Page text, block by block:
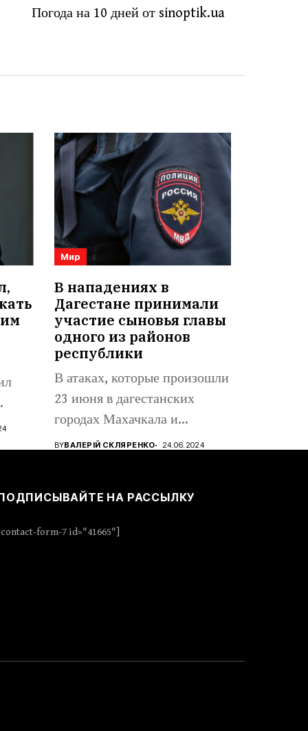
Погода на 10 дней от sinoptik.ua
Мир
В нападениях в
Дагестане принимали
участие сыновья главы
одного из районов
республики
В атаках, которые произошли
23 июня в дагестанских
городах Махачкала и
Дербент,...
BYВАЛЕРІЙ СКЛЯРЕНКО 24.06.2024
НА РАССЫЛКУ
[contact-form-7 id="41665"]